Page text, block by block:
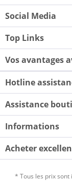
Social Media
Top Links
Vos avantages
Hotline
Assistance
Informations
Acheter
* Tous les prix sont